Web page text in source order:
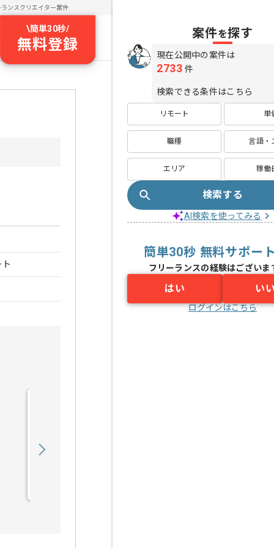
ランスクリエイター案件
\簡単30秒/
無料登録
案件
案件を探す
現在公開中の案件は
2733 件
検索できる条件はこちら
リモート 単
職種 言語・
エリア 稼働
検索する
AI検索を使ってみる
簡単30秒 無料サポー
フリーランスの経験はございま
はい い
ログインはこちら